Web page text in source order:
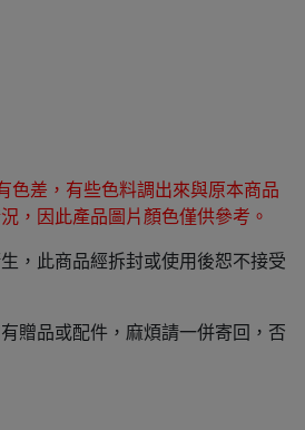
色差，有些色料調出來與原本商品
，因此產品圖片顏色僅供參考。
，此商品經拆封或使用後恕不接受
贈品或配件，麻煩請一併寄回，否